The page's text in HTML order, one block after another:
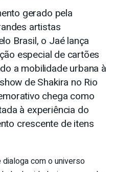
gerado pela
artistas
Brasil, o Jaé lança
especial de cartões
a mobilidade urbana à
de Shakira no Rio
chega como
à experiência do
crescente de itens
com o universo